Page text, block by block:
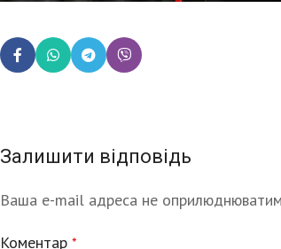
Залишити відповідь
Ваша e-mail адреса не
Коментар *
Alternative: